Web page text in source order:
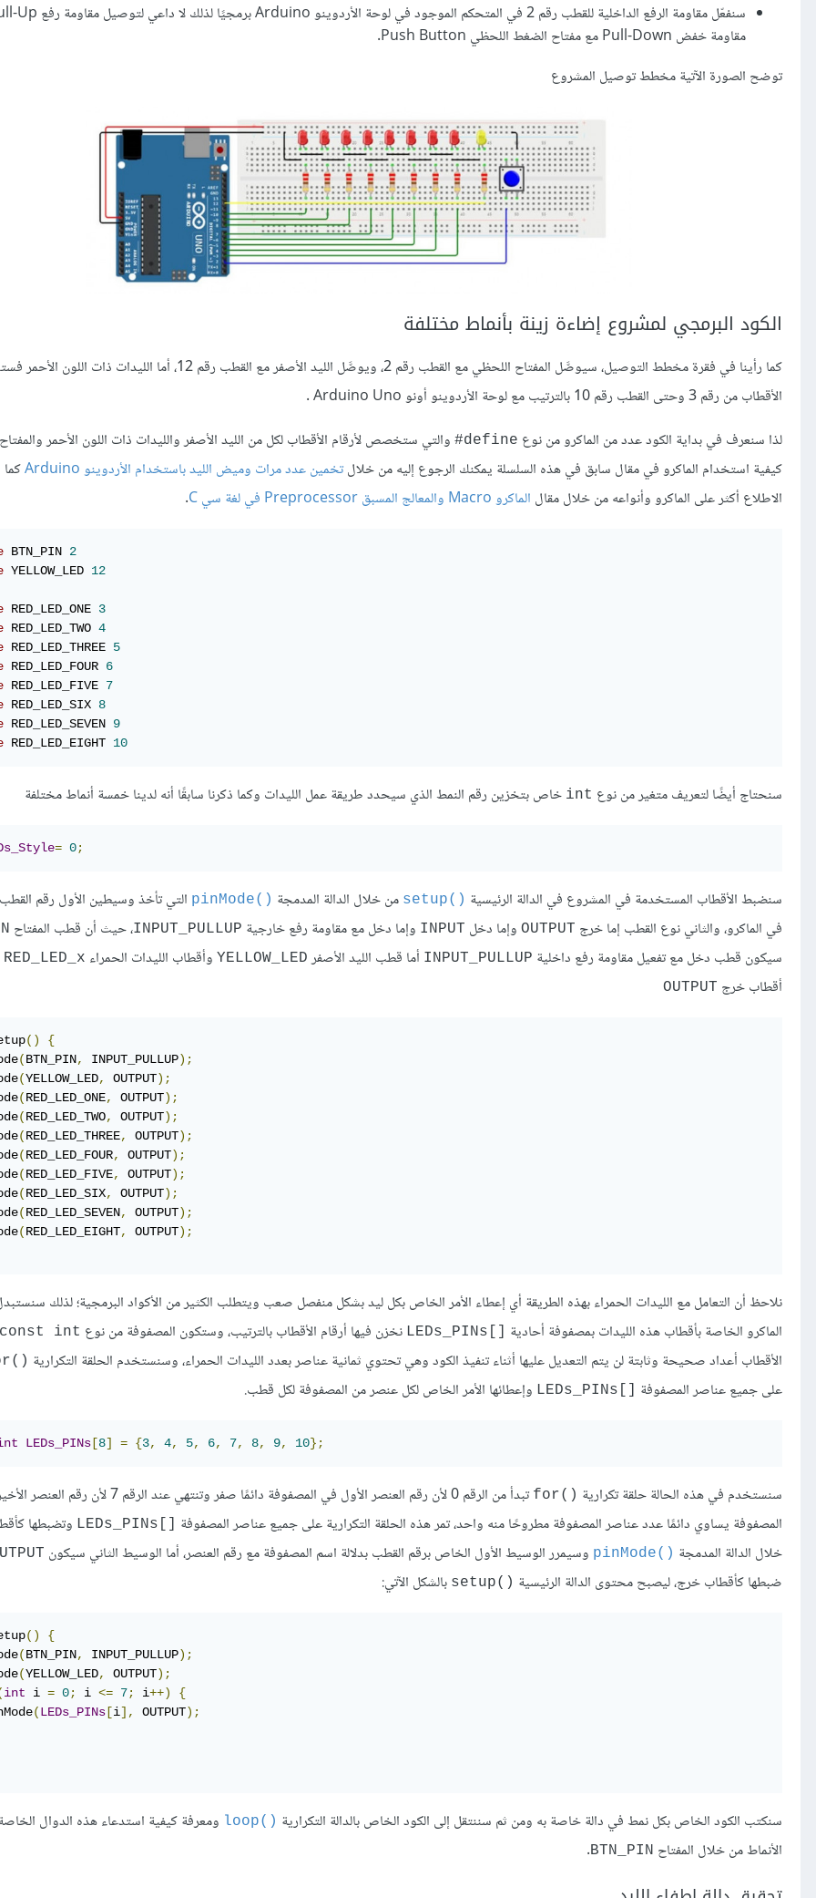
مقاومة خفض Pull-Down مع مفتاح الضغط اللحظي Push Button.
توضح الصورة الآتية مخطط توصيل المشروع
الكود البرمجي لمشروع إضاءة زينة بأنماط مختلفة
كما رأينا في فقرة مخطط التوصيل، سيوصَّل المفتاح اللحظي مع القطب رقم 2، ويوصَّل الليد الأصفر مع القطب رقم 12، أما
الأقطاب من رقم 3 وحتى القطب رقم 10 بالترتيب مع لوحة الأردوينو أونو Arduino Uno .
لذا سنعرف في بداية الكود عدد من الماكرو من نوع define#
والتي ستخصص لأرقام الأقطاب لكل من الليد الأصفر والليدات ذات اللون الأحمر
كيفية استخدام الماكرو في مقال سابق في هذه السلسلة يمكنك الرجوع إليه من خلالتخمين عدد مرات وميض الليد باستخدام الأردوينو Arduino
الاطلاع أكثر على الماكرو وأنواعه من خلال مقال الماكرو Macro والمعالج المسبق Preprocessor في لغة سي C .
BTN_PIN 2
YELLOW_LED 12
RED_LED_ONE 3
RED_LED_TWO 4
RED_LED_THREE 5
RED_LED_FOUR 6
RED_LED_FIVE 7
RED_LED_SIX 8
RED_LED_SEVEN 9
RED_LED_EIGHT 10
سنحتاج أيضًا لتعريف متغير من نوع int خاص بتخزين رقم النمط الذي سيحدد طريقة عمل الليدات وكما ذكرنا سابقًا أنه لدينا خمسة أنماط مختلفة
= 0;
سنضبط الأقطاب المستخدمة في المشروع في الدالة الرئيسية ()setup من خلال الدالة المدمجة ()pinMode
التي تأخذ وسيطين الأول رقم
في الماكرو، والثاني نوع القطب إما خرج OUTPUT وإما دخل INPUT وإما دخل مع مقاومة رفع خارجية INPUT_PULLUP، حيث أن قطب المفتاح
سيكون قطب دخل مع تفعيل مقاومة رفع داخلية INPUT_PULLUP أما قطب الليد الأصفر YELLOW_LED وأقطاب الليدات الحمراء RED_LED_x
أقطاب خرج OUTPUT
()
{
(BTN_PIN, INPUT_PULLUP);
(YELLOW_LED, OUTPUT);
(RED_LED_ONE, OUTPUT);
(RED_LED_TWO, OUTPUT);
(RED_LED_THREE, OUTPUT);
(RED_LED_FOUR, OUTPUT);
(RED_LED_FIVE, OUTPUT);
(RED_LED_SIX, OUTPUT);
(RED_LED_SEVEN, OUTPUT);
(RED_LED_EIGHT, OUTPUT);
نلاحظ أن التعامل مع الليدات الحمراء بهذه الطريقة أي إعطاء الأمر الخاص بكل ليد بشكل منفصل صعب ويتطلب الكثير من الأكواد البرمجية؛ لذلك
الماكرو الخاصة بأقطاب هذه الليدات بمصفوفة أحادية
نخزن فيها أرقام الأقطاب بالترتيب، وستكون المصفوفة من نوع const int
الأقطاب أعداد صحيحة وثابتة لن يتم التعديل عليها أثناء تنفيذ الكود وهي تحتوي ثمانية عناصر بعدد الليدات الحمراء، وسنستخدم الحلقة التكرارية ()for
على جميع عناصر المصفوفة
وإعطائها الأمر الخاص لكل عنصر من المصفوفة لكل قطب.
LEDs_PINs [8] = {3, 4, 5, 6, 7, 8, 9, 10};
سنستخدم في هذه الحالة حلقة تكرارية ()for
تبدأ من الرقم 0 لأن رقم العنصر الأول في المصفوفة دائمًا صفر وتنتهي عند الرقم 7
المصفوفة يساوي دائمًا عدد عناصر المصفوفة مطروحًا منه واحد، تمر هذه الحلقة التكرارية على جميع عناصر المصفوفة
وتضبطها
خلال الدالة المدمجة ()pinMode وسيمرر الوسيط الأول الخاص برقم القطب بدلالة اسم المصفوفة مع رقم العنصر، أما الوسيط الثاني سيكون
ضبطها كأقطاب خرج، ليصبح محتوى الدالة الرئيسية ()setup بالشكل الآتي:
()
{
(BTN_PIN, INPUT_PULLUP);
(YELLOW_LED, OUTPUT);
int i = 0; i <= 7; i++)
{
(LEDs_PINs [i], OUTPUT);
سنكتب الكود الخاص بكل نمط في دالة خاصة به ومن ثم سننتقل إلى الكود الخاص بالدالة التكرارية ()loop
ومعرفة كيفية استدعاء هذه الدوال
الأنماط من خلال المفتاح BTN_PIN
.